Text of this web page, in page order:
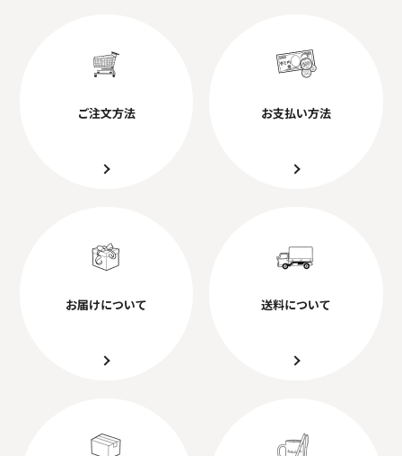
ご注文方法 お支払い方法
お届けについて 送料について